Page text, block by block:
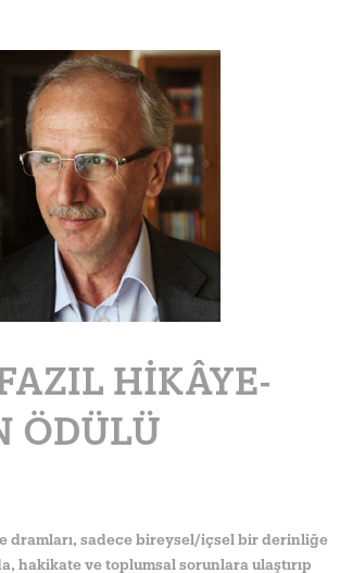
HIKÂYE-
ÖDÜLÜ
dramları, sadece bireysel/içsel bir derinliğe
hakikate ve toplumsal sorunlara ulaştırıp